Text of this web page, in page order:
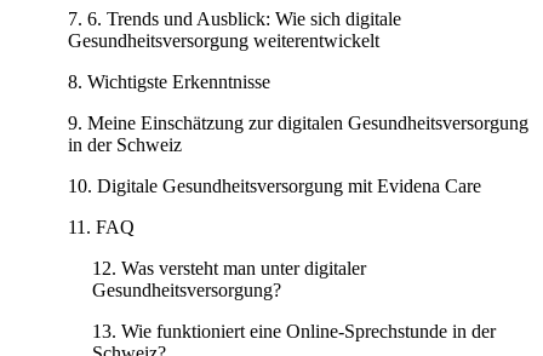
6. Trends und Ausblick: Wie sich digitale
Gesundheitsversorgung weiterentwickelt
Wichtigste Erkenntnisse
Meine Einschätzung zur digitalen Gesundheitsversorgung
in der Schweiz
Digitale Gesundheitsversorgung mit Evidena Care
FAQ
Was versteht man unter digitaler
Gesundheitsversorgung?
Wie funktioniert eine Online-Sprechstunde in der